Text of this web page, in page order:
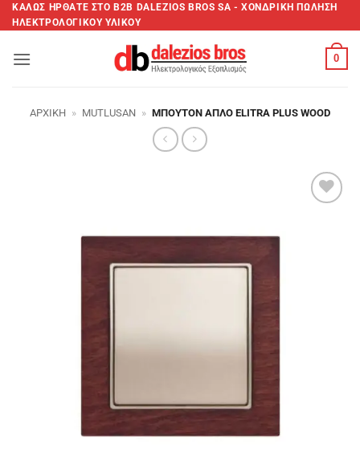
Μετάβαση
στο
ΚΑΛΩΣ ΗΡΘΑΤΕ ΣTO B2B DALEZIOS BROS SA - XΟΝΔΡΙΚΗ ΠΩΛΗΣΗ
ΗΛΕΚΤΡΟΛΟΓΙΚΟΥ ΥΛΙΚΟΥ
0
ΑΡΧΙΚΉ » MUTLUSAN » ΜΠΟΥΤΌΝ ΑΠΛΌ ELITRA PLUS WOOD